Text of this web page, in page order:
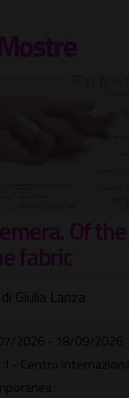
una buona
della Repubblica